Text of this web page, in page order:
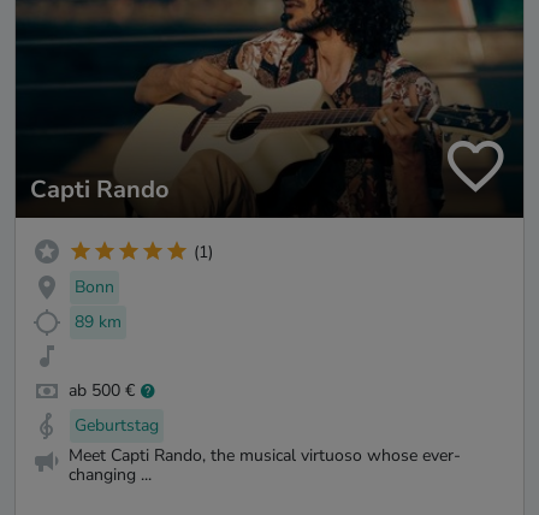
Capti Rando
(1)
Bonn
89 km
ab 500 €
Geburtstag
Meet Capti Rando, the musical virtuoso whose ever-
changing ...